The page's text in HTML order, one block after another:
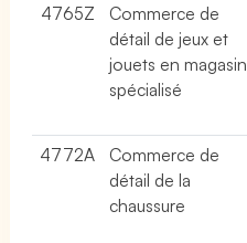
4765Z
Commerce de
détail de jeux et
jouets en magasin
spécialisé
4772A
Commerce de
détail de la
chaussure